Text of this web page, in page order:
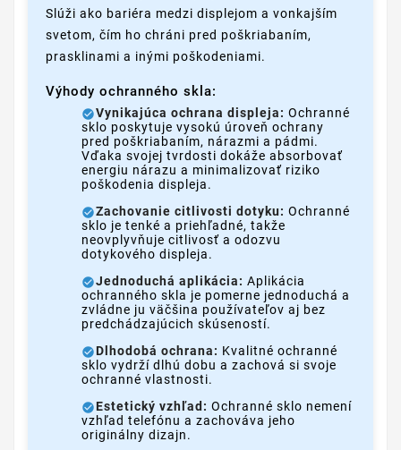
Slúži ako bariéra medzi displejom a vonkajším
svetom, čím ho chráni pred poškriabaním,
prasklinami a inými poškodeniami.
Výhody ochranného skla:
Vynikajúca ochrana displeja: Ochranné
sklo poskytuje vysokú úroveň ochrany
pred poškriabaním, nárazmi a pádmi.
Vďaka svojej tvrdosti dokáže absorbovať
energiu nárazu a minimalizovať riziko
poškodenia displeja.
Zachovanie citlivosti dotyku: Ochranné
sklo je tenké a priehľadné, takže
neovplyvňuje citlivosť a odozvu
dotykového displeja.
Jednoduchá aplikácia: Aplikácia
ochranného skla je pomerne jednoduchá a
zvládne ju väčšina používateľov aj bez
predchádzajúcich skúseností.
Dlhodobá ochrana: Kvalitné ochranné
sklo vydrží dlhú dobu a zachová si svoje
ochranné vlastnosti.
Estetický vzhľad: Ochranné sklo nemení
vzhľad telefónu a zachováva jeho
originálny dizajn.